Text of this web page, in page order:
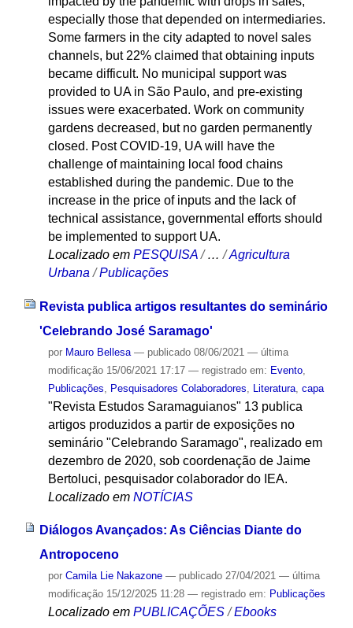
especially those that depended on intermediaries.
Some farmers in the city adapted to novel sales
channels, but 22% claimed that obtaining inputs
became difficult. No municipal support was
provided to UA in São Paulo, and pre-existing
issues were exacerbated. Work on community
gardens decreased, but no garden permanently
closed. Post COVID-19, UA will have the
challenge of maintaining local food chains
established during the pandemic. Due to the
increase in the price of inputs and the lack of
technical assistance, governmental efforts should
be implemented to support UA.
Localizado em PESQUISA /…/Agricultura
Urbana /Publicações
Revista publica artigos resultantes do seminário
'Celebrando José Saramago'
por Mauro Bellesa — publicado08/06/2021 — última
modificação15/06/2021 17:17 — registrado em: Evento,
Publicações
Pesquisadores Colaboradores Literatura, capa
"Revista Estudos Saramaguianos" 13 publica
artigos produzidos a partir de exposições no
seminário "Celebrando Saramago", realizado em
dezembro de 2020, sob coordenação de Jaime
Bertoluci, pesquisador colaborador do IEA.
Localizado em NOTÍCIAS
Diálogos Avançados: As Ciências Diante do
Antropoceno
por Camila Lie Nakazone — publicado27/04/2021 — última
modificação15/12/2025 11:28 — registrado em: Publicações
Localizado em PUBLICAÇÕES /Ebooks